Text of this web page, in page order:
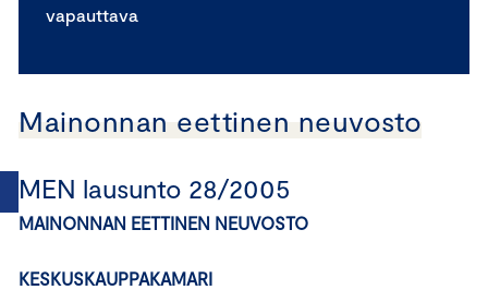
vapauttava
Mainonnan eettinen neuvosto
MEN lausunto 28/2005
MAINONNAN EETTINEN NEUVOSTO
KESKUSKAUPPAKAMARI